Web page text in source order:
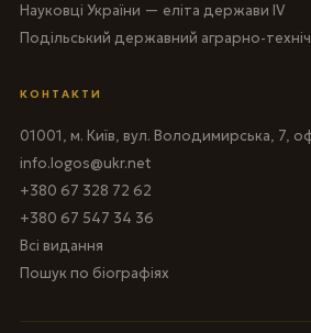
Науковці України — еліта держави IV
Подільський державний аграрно-
КОНТАКТИ
01001, м. Київ, вул. Володимирська, 7,
info.logos@ukr.net
+380 67 328 72 62
+380 67 547 34 36
Всі видання
Пошук по біографіях